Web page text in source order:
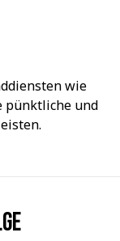
wie
pünktliche und